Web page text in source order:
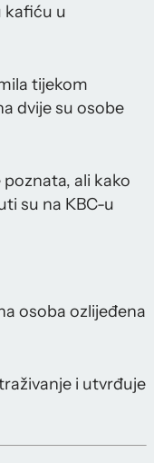
kafiću u
tijekom
dvije su osobe
ali kako
su na KBC-u
osoba ozlijeđena
i utvrđuje